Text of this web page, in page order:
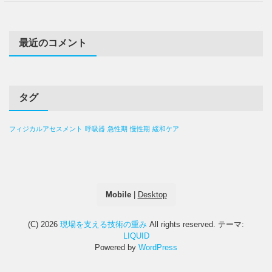
最近のコメント
タグ
フィジカルアセスメント 呼吸器 急性期 慢性期 緩和ケア
Mobile| Desktop
(C) 2026 現場を支える技術の重み All rights reserved. テーマ:
LIQUID
Powered by WordPress